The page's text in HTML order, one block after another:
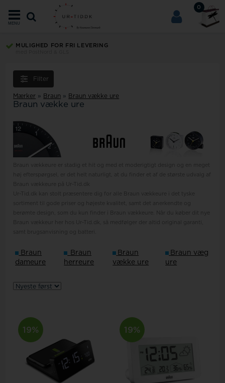
0
MENU
MULIGHED FOR FRI LEVERING
Filter
Mærker » Braun » Braun vække ure
Braun vække ure
Braun vækkeure er stadig et hit og med et moderigtigt design og en meget
høj efterspørgsel, er det helt naturligt, at du finder et af de største udvalg af
Braun vækkeure på Ur-Tid.dk
Ur-Tid.dk kan stolt præsentere dig for alle Braun vækkeure i det tyske
sortiment til gode priser og højeste kvalitet, samt det anerkendte og
berømte design, som du kun finder i Braun vækkeure. Når du køber dit nye
Braun vækkeur her hos Ur-Tid.dk, så medfølger der altid original garanti,
samt brugsanvisning og batteri.
Braun
dameure
Braun
herreure
Braun
vække ure
Braun væg
ure
19% 19%